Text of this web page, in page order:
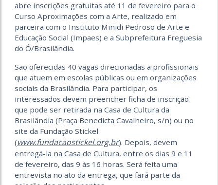
abre inscrições gratuitas até 11 de fevereiro para o
Curso Aproximações com a Arte, realizado em
parceira com o Instituto Minidi Pedroso de Arte e
Educação Social (Impaes) e a Subprefeitura Freguesia
do Ó/Brasilândia.
São oferecidas 40 vagas direcionadas a profissionais
que atuem em escolas públicas ou em organizações
sociais da Brasilândia. Para participar, os
interessados devem preencher ficha de inscrição
que pode ser retirada na Casa de Cultura da
Brasilândia (Praça Benedicta Cavalheiro, s/n) ou no
site da Fundação Stickel
(www.fundacaostickel.org.br). Depois, devem
entregá-la na Casa de Cultura, entre os dias 9 e 11
de fevereiro, das 9 às 16 horas. Será feita uma
entrevista no ato da entrega, que fará parte da